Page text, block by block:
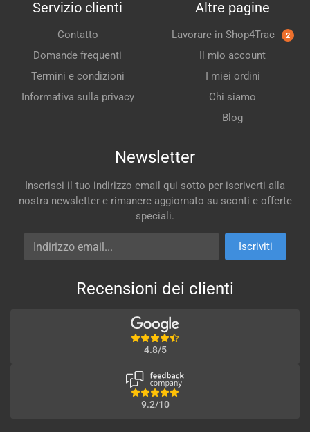
Servizio clienti
Contatto
Domande frequenti
Termini e condizioni
Informativa sulla privacy
Altre pagine
Lavorare in Shop4Trac 2
Il mio account
I miei ordini
Chi siamo
Blog
Newsletter
Inserisci il tuo indirizzo email qui sotto per iscriverti alla
nostra newsletter e rimanere aggiornato su sconti e offerte
speciali.
Indirizzo email
Iscriviti
Recensioni dei clienti
4.8/5
9.2/10